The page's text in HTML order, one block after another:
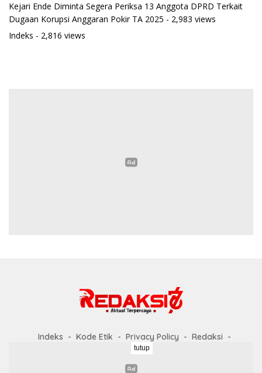
Kejari Ende Diminta Segera Periksa 13 Anggota DPRD Terkait
Dugaan Korupsi Anggaran Pokir TA 2025 - 2,983 views
Indeks - 2,816 views
Indeks Kode Etik Privacy Policy
Redaksi
Pedoman Media Siber
Didukung oleh WordPress
tutup